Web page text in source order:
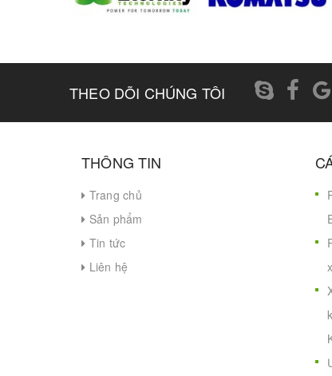
THEO DÕI CHÚNG TÔI
THÔNG TIN
Trang chủ
Sản phẩm
Tin tức
Liên hệ